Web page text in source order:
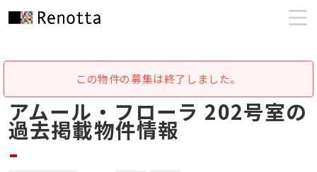
この物件の募集は終了しました。
アムール・フローラ 202号室の
過去掲載物件情報
-